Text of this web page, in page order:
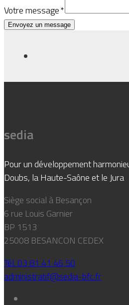
Votre message*
Envoyez un message
sedia
Pour un développement
Doubs, la Haute-Saône et le Jura
Siège social à Besançon
6 rue Louis Garnier
BP 1513
25008 BESANCON CEDEX
Tél. 03 81 41 46 50
administratif@sedia-bfc.fr